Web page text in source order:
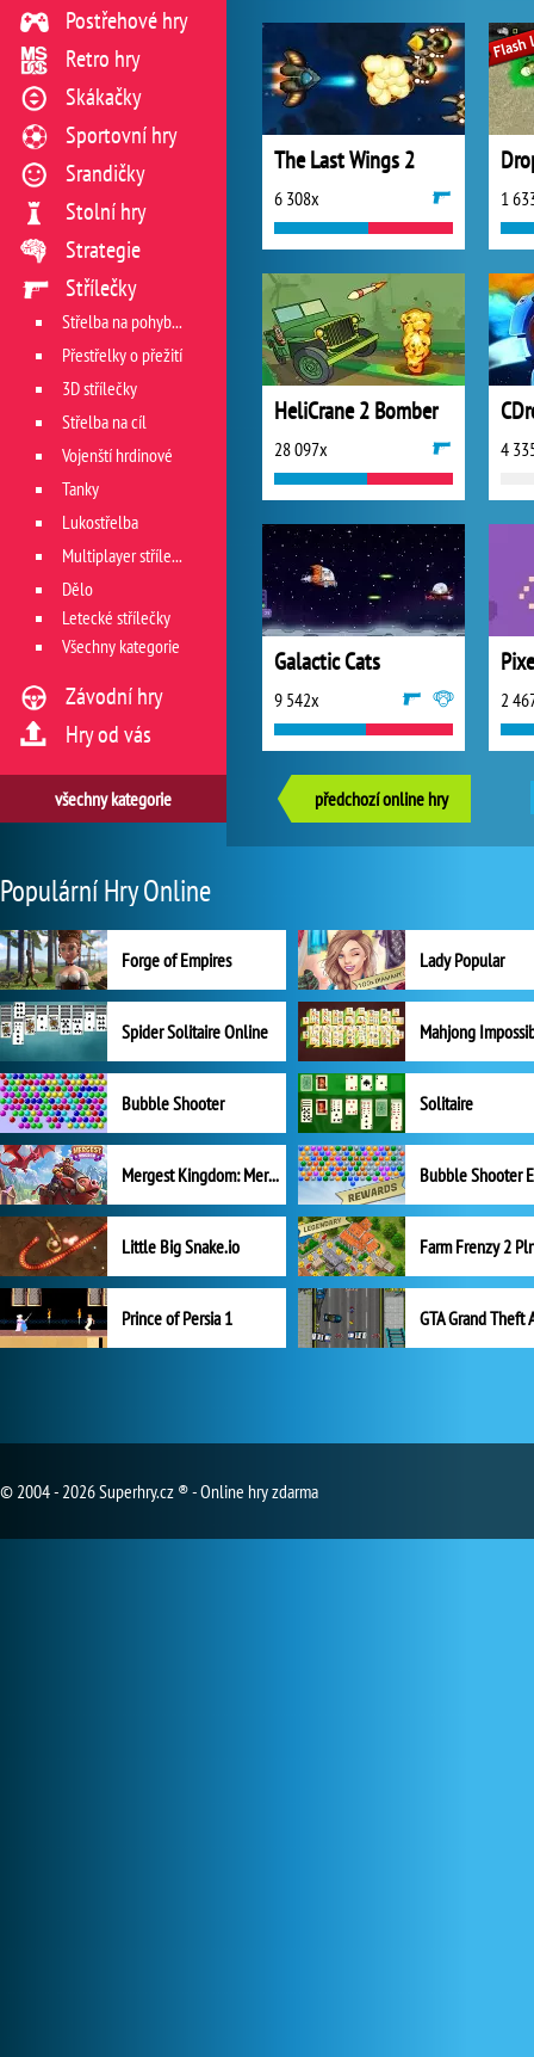
The Last Wings 2
6 308x 1
HeliCrane 2 Bomber
28 097x 4
Galactic Cats
9 542x 2
předchozí online hry
Postřehové hry
Retro hry
Skákačky
Sportovní hry
Srandičky
Stolní hry
Strategie
Střílečky
Střelba na pohyblivý cíl
Přestřelky o přežití
3D střílečky
Střelba na cíl
Vojenští hrdinové
Tanky
Lukostřelba
Multiplayer střílečky
Dělo
Letecké střílečky
Všechny kategorie
Závodní hry
Hry od vás
všechny kategorie
Populární Hry Online
Forge of Empires Lady Popular
Spider Solitaire Online Mahjong
Bubble Shooter Solitaire
Mergest Kingdom: Merge Puzzle
Little Big Snake.io
Prince of Persia 1 GTA Grand Theft
© 2004 - 2026 Superhry.cz ® - Online hry zdarma